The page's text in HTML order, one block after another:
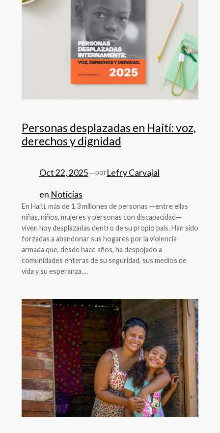
Personas desplazadas en Haití: voz,
derechos y dignidad
Oct 22, 2025—porLefry Carvajal
en Noticias
En Haití, más de 1.3 millones de personas —entre ellas
niñas, niños, mujeres y personas con discapacidad—
viven hoy desplazadas dentro de su propio país. Han sido
forzadas a abandonar sus hogares por la violencia
armada que, desde hace años, ha despojado a
comunidades enteras de su seguridad, sus medios de
vida y su esperanza.…